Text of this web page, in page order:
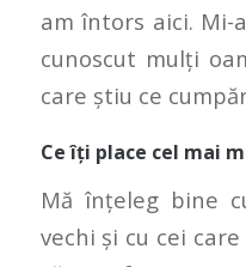
am întors aici.
cunoscut mulți
care știu ce
Ce îți place cel mai
Mă înțeleg bine
vechi și cu cei